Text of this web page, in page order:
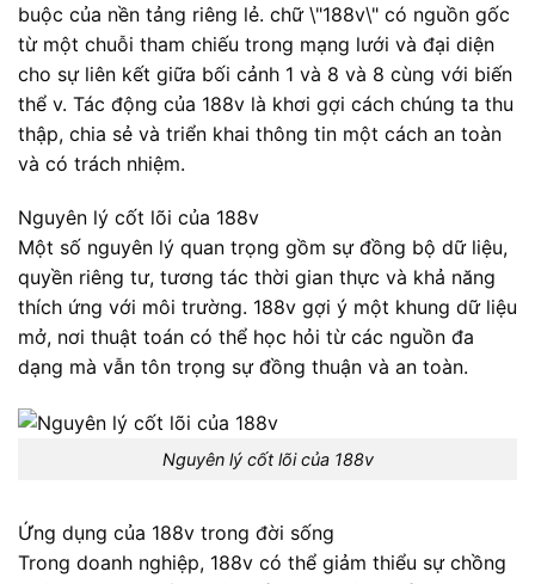
buộc của nền tảng riêng lẻ. chữ \"188v\" có nguồn gốc
từ một chuỗi tham chiếu trong mạng lưới và đại diện
cho sự liên kết giữa bối cảnh 1 và 8 và 8 cùng với biến
thể v. Tác động của 188v là khơi gợi cách chúng ta thu
thập, chia sẻ và triển khai thông tin một cách an toàn
và có trách nhiệm.
Nguyên lý cốt lõi của 188v
Một số nguyên lý quan trọng gồm sự đồng bộ dữ liệu,
quyền riêng tư, tương tác thời gian thực và khả năng
thích ứng với môi trường. 188v gợi ý một khung dữ liệu
mở, nơi thuật toán có thể học hỏi từ các nguồn đa
dạng mà vẫn tôn trọng sự đồng thuận và an toàn.
Nguyên lý cốt lõi của 188v
Ứng dụng của 188v trong đời sống
Trong doanh nghiệp, 188v có thể giảm thiểu sự chồng